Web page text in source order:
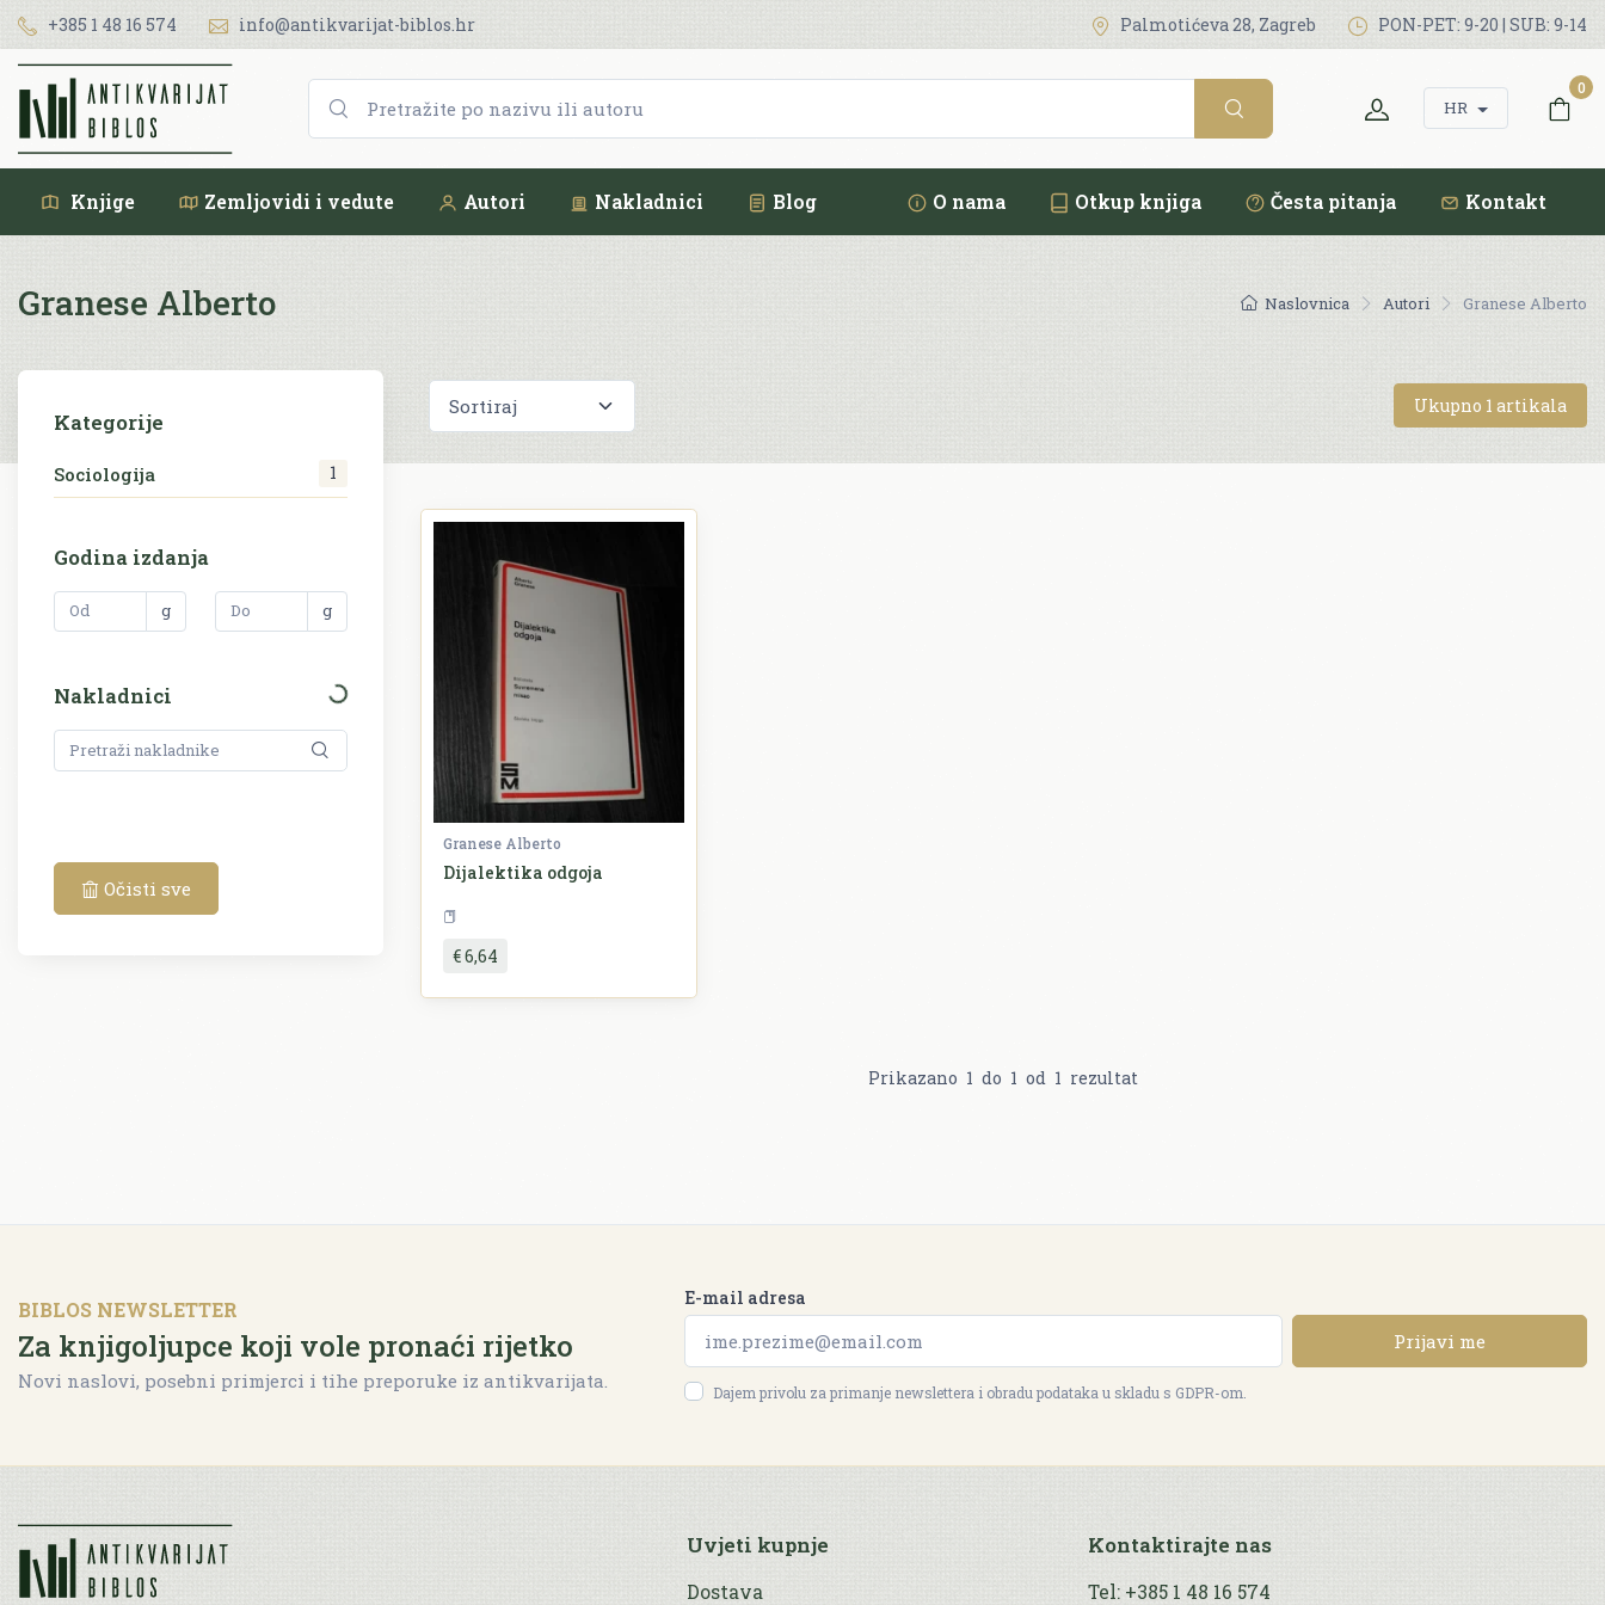
+385 1 48 16 574 info@antikvarijat-biblos.hr Palmotićeva 28, Zagreb PON-PET: 9-20 | SUB: 9-14
HR
0
Knjige Zemljovidi i vedute Autori Nakladnici Blog O nama Otkup knjiga Česta pitanja Kontakt
Naslovnica Autori Granese Alberto
Granese Alberto
Kategorije
Sociologija 1
Godina izdanja
g g
Nakladnici
Očisti sve
Ukupno 1 artikala
Granese Alberto
Dijalektika odgoja
€ 6,64
Prikazano 1 do 1 od 1 rezultat
BIBLOS NEWSLETTER
Za knjigoljupce koji vole pronaći rijetko
Novi naslovi, posebni primjerci i tihe preporuke iz antikvarijata.
E-mail adresa
Prijavi me
Dajem privolu za primanje newslettera i obradu podataka u skladu s GDPR-om.
Uvjeti kupnje
Dostava
Kontaktirajte nas
Tel: +385 1 48 16 574